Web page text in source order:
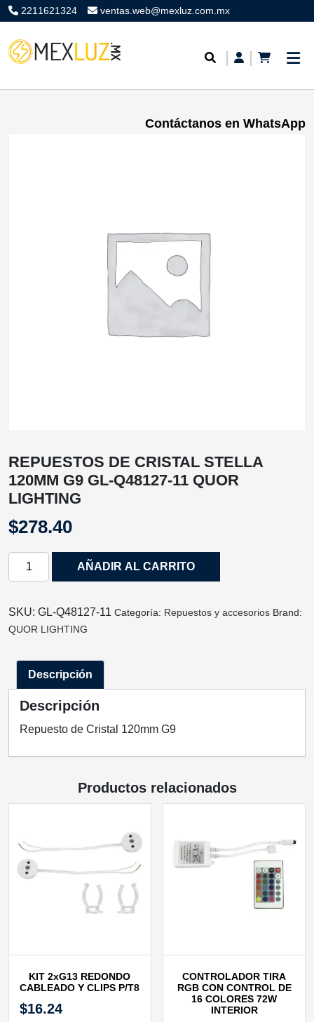
2211621324 ventas.web@mexluz.com.mx
Contáctanos en WhatsApp
REPUESTOS DE CRISTAL STELLA
120MM G9 GL-Q48127-11 QUOR
LIGHTING
$278.40
REPUESTOS
STELLA
120MM
GL-
Q48127-
11
QUOR
LIGHTING
AÑADIR AL CARRITO
SKU: GL-Q48127-11 Categoría: Repuestos y accesorios Brand:
QUOR LIGHTING
Descripción
Descripción
Repuesto de Cristal 120mm G9
Productos relacionados
KIT 2xG13 REDONDO
CABLEADO Y CLIPS P/T8
$16.24
CONTROLADOR TIRA
RGB CON CONTROL DE
16 COLORES 72W
INTERIOR